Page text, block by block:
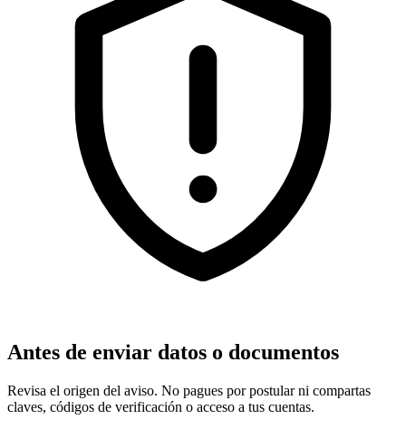
Antes de enviar datos o documentos
Revisa el origen del aviso. No pagues por postular ni compartas
claves, códigos de verificación o acceso a tus cuentas.